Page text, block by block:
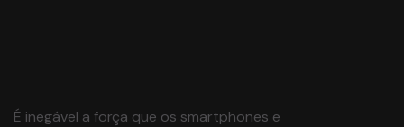
É inegável a força que os smartphones e